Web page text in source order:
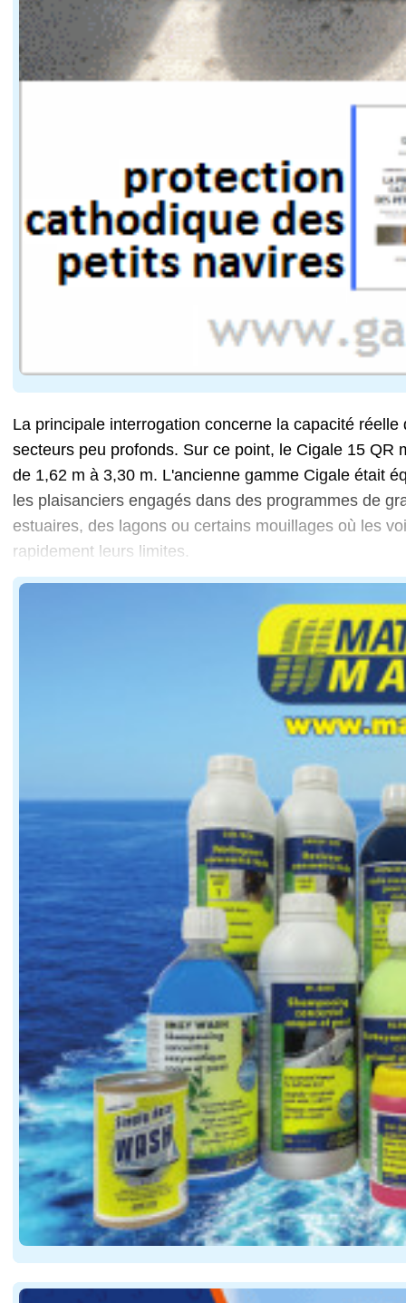
La principale interrogation concerne la capacité
secteurs peu profonds. Sur ce point, le Cigale 15
de 1,62 m à 3,30 m. L'ancienne gamme Cigale était
les plaisanciers engagés dans des programmes de
estuaires, des lagons ou certains mouillages où les
rapidement leurs limites.
Une fois la quille descendue, le bateau retrouve un
La seconde problématique concerne les
Le gréement traduit également cette recherche
Le troisième sujet touche à la construction.
Pour les plaisanciers qui prévoient des navigations
Le défi consiste alors à maintenir un équilibre entre
Le grand voyage ne se résume pas à la vitesse. La
Le chantier évoque également un travail sur la
La première unité en construction présente une
La présentation officielle du Cigale 15 QR est
Une carène pensée pour conserver de la
La seconde problématique concerne les
Le gréement traduit également cette recherche
L'aluminium reste t il compatible avec la
Le troisième sujet touche à la construction.
Pour les plaisanciers qui prévoient des navigations